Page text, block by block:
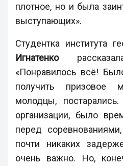
плотное, но и была
выступающих».
Студентка института
Игнатенко
«Понравилось всё!
получить призовое
молодцы,
организации, было
перед
почти никаких
очень важно. Но,